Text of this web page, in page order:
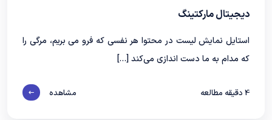
دیجیتال مارکتینگ
استایل نمایش لیست در محتوا هر نفسی که فرو می‌ بریم، مرگی را
که مدام به ما دست‌ اندازی می‌کند […]
4 دقیقه مطالعه مشاهده